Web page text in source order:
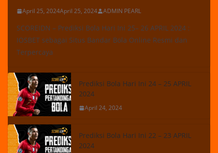
April 25, 2024April 25, 2024 ADMIN PEARL
SCOREIDN – Prediksi Bola Hari Ini 25– 26 APRIL 2024 :
IOSBET sebagai Situs Bandar Bola Online Resmi dan
Terpercaya
Prediksi Bola Hari Ini 24 – 25 APRIL
2024
April 24, 2024
Prediksi Bola Hari Ini 22 – 23 APRIL
2024